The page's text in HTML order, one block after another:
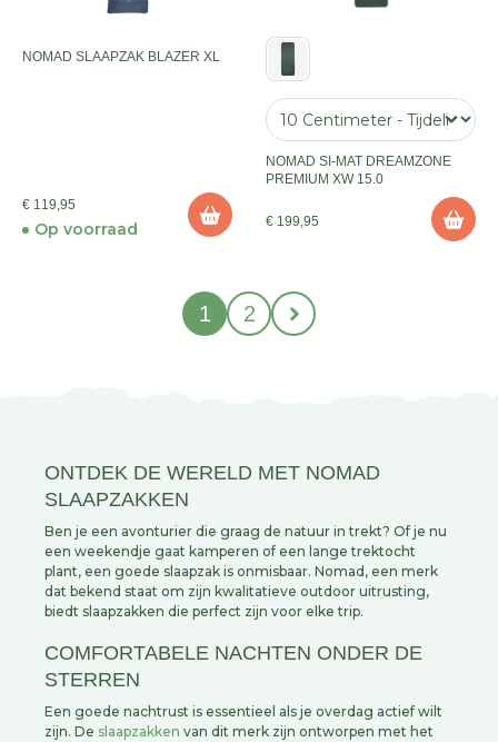
NOMAD SLAAPZAK BLAZER XL
€ 119,95
Op voorraad
NOMAD SI-MAT DREAMZONE
PREMIUM XW 15.0
€ 199,95
1 2
ONTDEK DE WERELD MET NOMAD
SLAAPZAKKEN
Ben je een avonturier die graag de natuur in trekt? Of je nu
een weekendje gaat kamperen of een lange trektocht
plant, een goede slaapzak is onmisbaar. Nomad, een merk
dat bekend staat om zijn kwalitatieve outdoor uitrusting,
biedt slaapzakken die perfect zijn voor elke trip.
COMFORTABELE NACHTEN ONDER DE
STERREN
Een goede nachtrust is essentieel als je overdag actief wilt
zijn. De slaapzakken van dit merk zijn ontworpen met het